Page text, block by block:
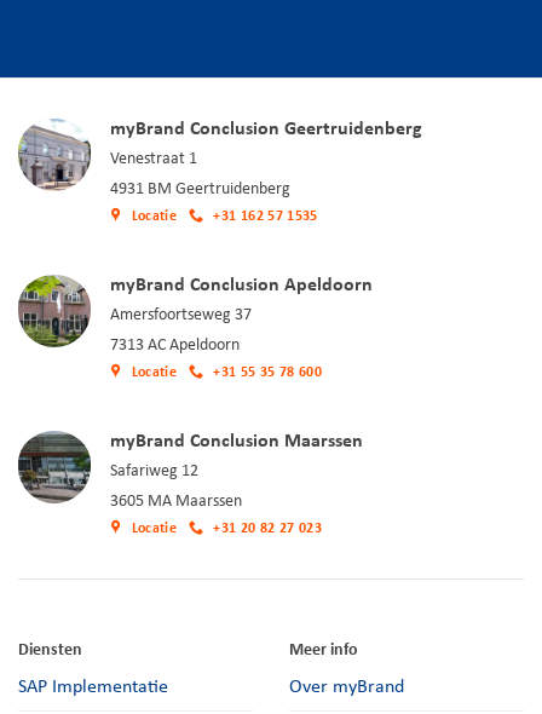
myBrand Conclusion Geertruidenberg
Venestraat 1
4931 BM Geertruidenberg
Locatie +31 162 57 1535
myBrand Conclusion Apeldoorn
Amersfoortseweg 37
7313 AC Apeldoorn
Locatie +31 55 35 78 600
myBrand Conclusion Maarssen
Safariweg 12
3605 MA Maarssen
Locatie +31 20 82 27 023
Diensten
SAP Implementatie
Meer info
Over myBrand